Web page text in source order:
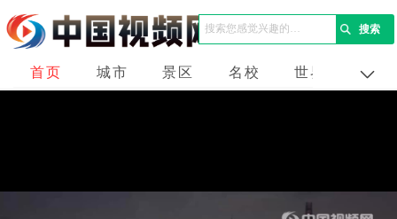
首页 城市 景区 名校 世界 企业